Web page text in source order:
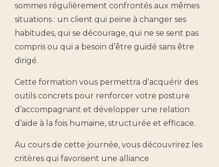
sommes régulièrement confrontés aux mêmes
situations : un client qui peine à changer ses
habitudes, qui se décourage, qui ne se sent pas
compris ou qui a besoin d’être guidé sans être
dirigé.
Cette formation vous permettra d’acquérir des
outils concrets pour renforcer votre posture
d’accompagnant et développer une relation
d’aide à la fois humaine, structurée et efficace.
Au cours de cette journée, vous découvrirez les
critères qui favorisent une alliance